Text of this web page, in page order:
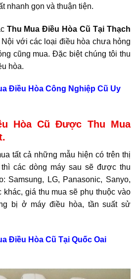
nhanh gọn và thuận tiện.
Thu Mua Điều Hòa Cũ Tại Thạch
với các loại điều hòa chưa hỏng
cũng mua. Đặc biệt chúng tôi thu
hòa.
Điều Hòa Công Nghiệp Cũ Uy
Hòa Cũ Được Thu Mua
tất cả những mẫu hiện có trên thị
các dòng máy sau sẽ được thu
Samsung, LG, Panasonic, Sanyo,
giá thu mua sẽ phụ thuộc vào
bị ở máy điều hòa, tần suất sử
Điều Hòa Cũ Tại Quốc Oai